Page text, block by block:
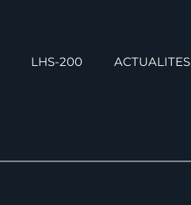
LHS-200 ACTUALITES